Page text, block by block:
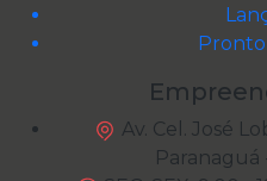
Av. Cel. José
Paranaguá